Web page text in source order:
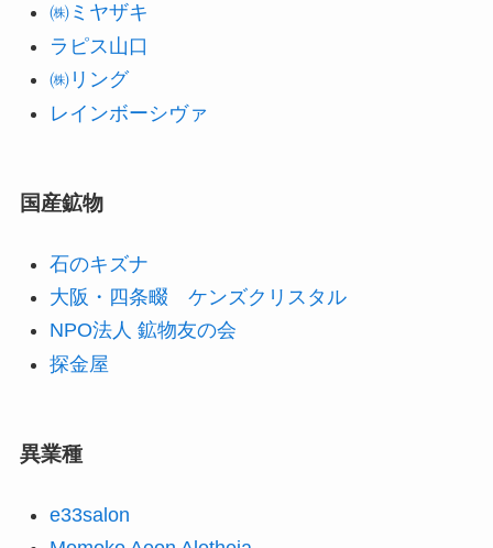
㈱ミヤザキ
ラピス山口
㈱リング
レインボーシヴァ
国産鉱物
石のキズナ
大阪・四条畷 ケンズクリスタル
NPO法人 鉱物友の会
探金屋
異業種
e33salon